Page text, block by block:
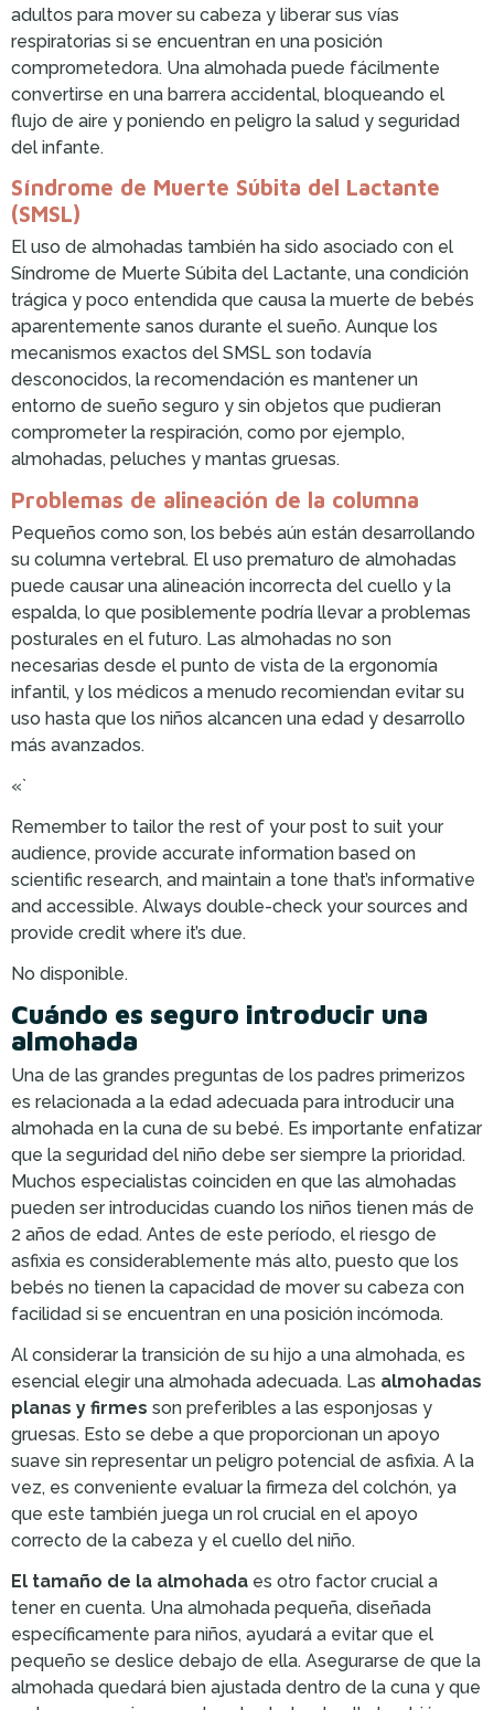
adultos para mover su cabeza y liberar sus vías
respiratorias si se encuentran en una posición
comprometedora. Una almohada puede fácilmente
convertirse en una barrera accidental, bloqueando el
flujo de aire y poniendo en peligro la salud y seguridad
del infante.
Síndrome de Muerte Súbita del Lactante
(SMSL)
El uso de almohadas también ha sido asociado con el
Síndrome de Muerte Súbita del Lactante, una condición
trágica y poco entendida que causa la muerte de bebés
aparentemente sanos durante el sueño. Aunque los
mecanismos exactos del SMSL son todavía
desconocidos, la recomendación es mantener un
entorno de sueño seguro y sin objetos que pudieran
comprometer la respiración, como por ejemplo,
almohadas, peluches y mantas gruesas.
Problemas de alineación de la columna
Pequeños como son, los bebés aún están desarrollando
su columna vertebral. El uso prematuro de almohadas
puede causar una alineación incorrecta del cuello y la
espalda, lo que posiblemente podría llevar a problemas
posturales en el futuro. Las almohadas no son
necesarias desde el punto de vista de la ergonomía
infantil, y los médicos a menudo recomiendan evitar su
uso hasta que los niños alcancen una edad y desarrollo
más avanzados.
«`
Remember to tailor the rest of your post to suit your
audience, provide accurate information based on
scientific research, and maintain a tone that’s informative
and accessible. Always double-check your sources and
provide credit where it’s due.
No disponible.
Cuándo es seguro introducir una
almohada
Una de las grandes preguntas de los padres primerizos
es relacionada a la edad adecuada para introducir una
almohada en la cuna de su bebé. Es importante enfatizar
que la seguridad del niño debe ser siempre la prioridad.
Muchos especialistas coinciden en que las almohadas
pueden ser introducidas cuando los niños tienen más de
2 años de edad. Antes de este período, el riesgo de
asfixia es considerablemente más alto, puesto que los
bebés no tienen la capacidad de mover su cabeza con
facilidad si se encuentran en una posición incómoda.
Al considerar la transición de su hijo a una almohada, es
esencial elegir una almohada adecuada. Las almohadas
planas y firmes son preferibles a las esponjosas y
gruesas. Esto se debe a que proporcionan un apoyo
suave sin representar un peligro potencial de asfixia. A la
vez, es conveniente evaluar la firmeza del colchón, ya
que este también juega un rol crucial en el apoyo
correcto de la cabeza y el cuello del niño.
El tamaño de la almohada es otro factor crucial a
tener en cuenta. Una almohada pequeña, diseñada
específicamente para niños, ayudará a evitar que el
pequeño se deslice debajo de ella. Asegurarse de que la
almohada quedará bien ajustada dentro de la cuna y que